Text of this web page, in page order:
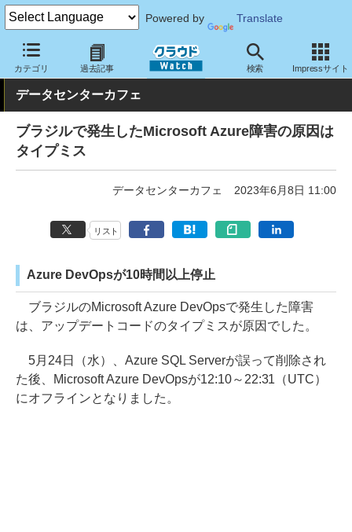
Powered by Translate
カテゴリ 過去記事 検索 Impressサイト
クラウド Watch ハード・インフラ データセンター
データセンターカフェ
ブラジルで発生したMicrosoft Azure障害の原因は
タイプミス
データセンターカフェ 2023年6月8日 11:00
リスト
Azure DevOpsが10時間以上停止
ブラジルのMicrosoft Azure DevOpsで発生した障害
は、アップデートコードのタイプミスが原因でした。
5月24日（水）、Azure SQL Serverが誤って削除され
た後、Microsoft Azure DevOpsが12:10～22:31（UTC）
にオフラインとなりました。